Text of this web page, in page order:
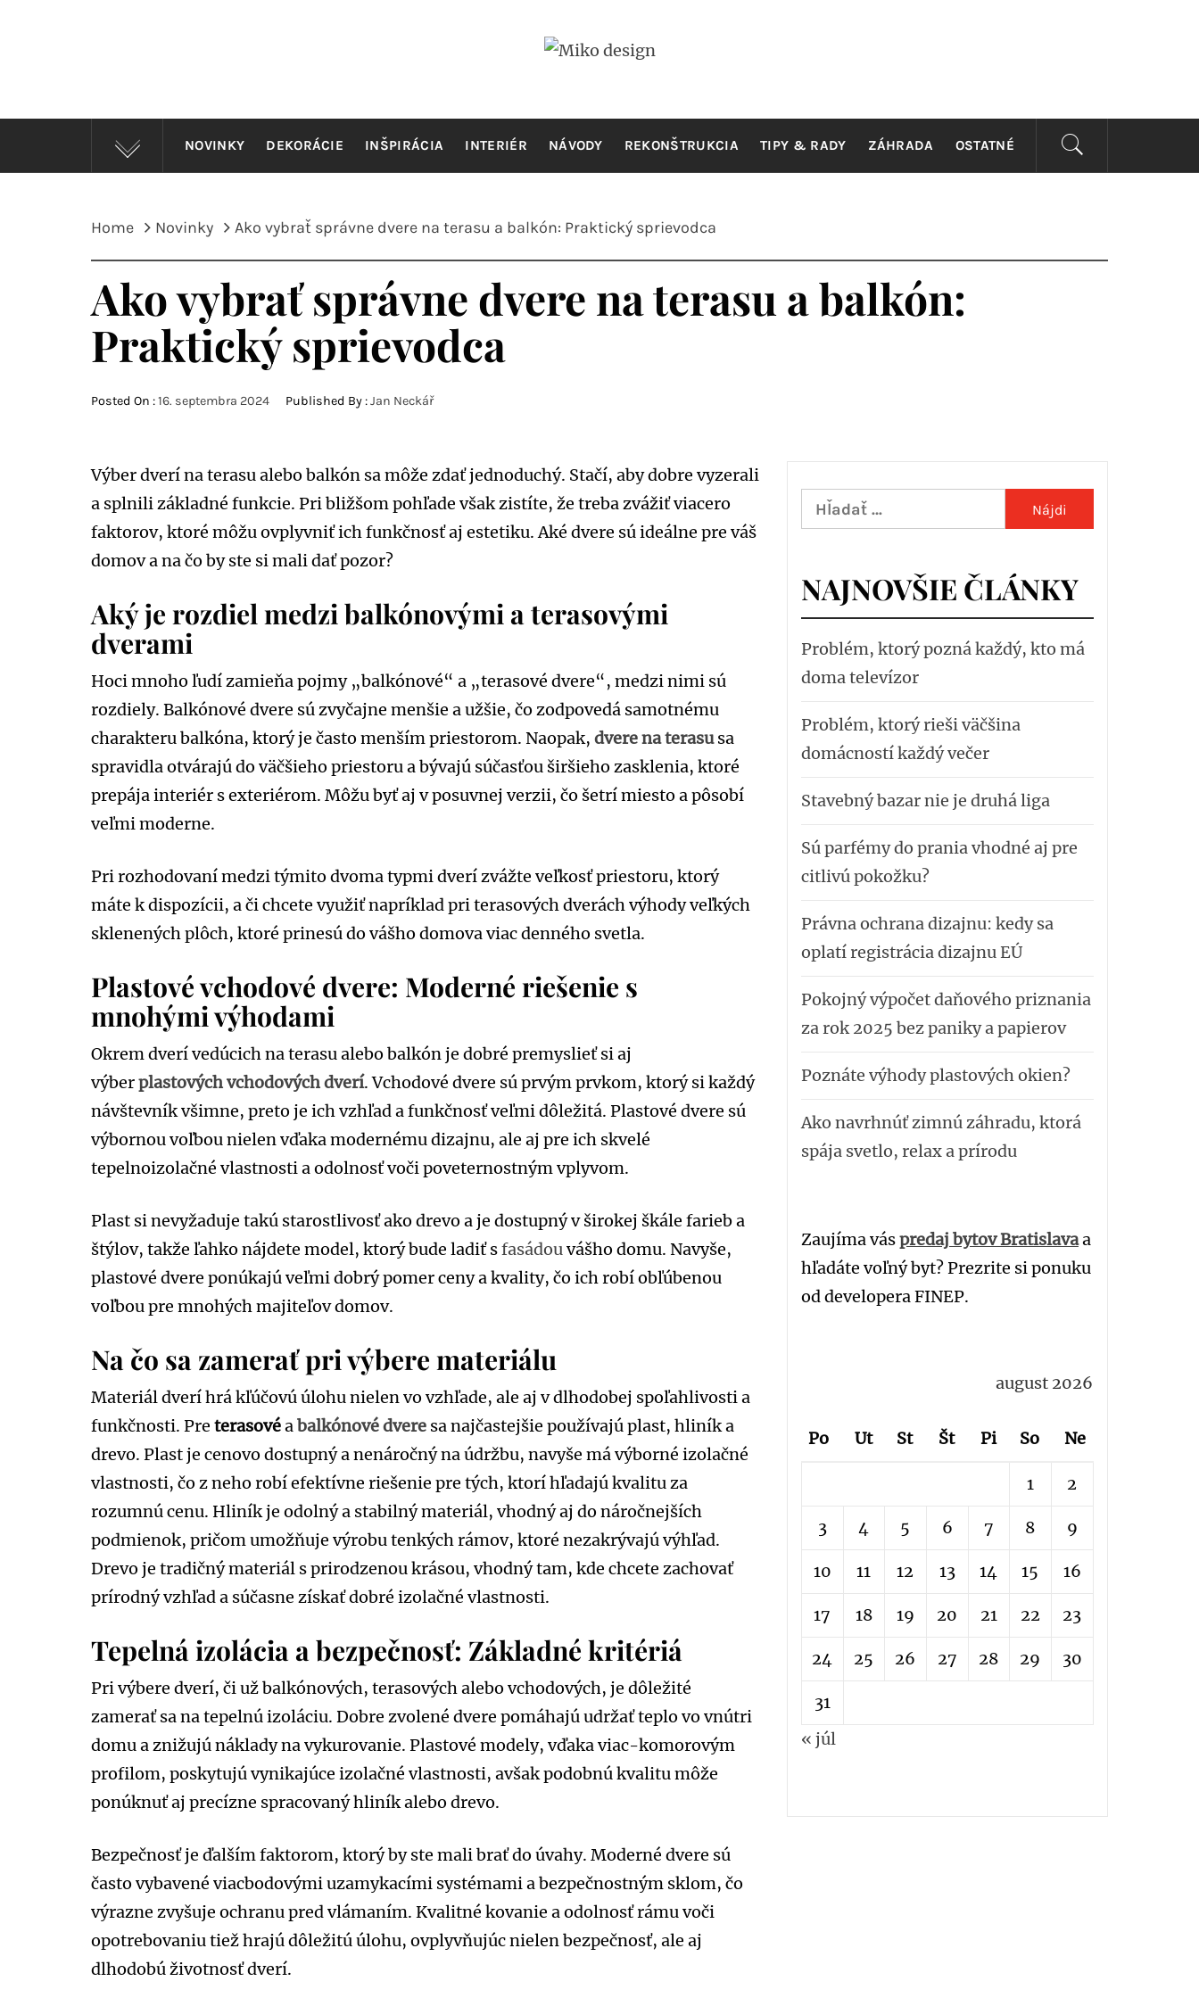
MIKO DESIGN
Novinky, tipy a inšpirácie pre bývaní
NOVINKY DEKORÁCIE INŠPIRÁCIA INTERIÉR NÁVODY REKONŠTRUKCIA TIPY & RADY ZÁHRADA OSTATNÉ
Home Novinky Ako vybrať správne dvere na terasu a balkón: Praktický sprievodca
Ako vybrať správne dvere na terasu a balkón:
Praktický sprievodca
Posted On :16. septembra 2024 Published By :Jan Neckář
Výber dverí na terasu alebo balkón sa môže zdať jednoduchý. Stačí, aby dobre vyzerali
a splnili základné funkcie. Pri bližšom pohľade však zistíte, že treba zvážiť viacero
faktorov, ktoré môžu ovplyvniť ich funkčnosť aj estetiku. Aké dvere sú ideálne pre váš
domov a na čo by ste si mali dať pozor?
Aký je rozdiel medzi balkónovými a terasovými
dverami
Hoci mnoho ľudí zamieňa pojmy „balkónové“ a „terasové dvere“, medzi nimi sú
rozdiely. Balkónové dvere sú zvyčajne menšie a užšie, čo zodpovedá samotnému
charakteru balkóna, ktorý je často menším priestorom. Naopak, dvere na terasusa
spravidla otvárajú do väčšieho priestoru a bývajú súčasťou širšieho zasklenia, ktoré
prepája interiér s exteriérom. Môžu byť aj v posuvnej verzii, čo šetrí miesto a pôsobí
veľmi moderne.
Pri rozhodovaní medzi týmito dvoma typmi dverí zvážte veľkosť priestoru, ktorý
máte k dispozícii, a či chcete využiť napríklad pri terasových dverách výhody veľkých
sklenených plôch, ktoré prinesú do vášho domova viac denného svetla.
Plastové vchodové dvere: Moderné riešenie s
mnohými výhodami
Okrem dverí vedúcich na terasu alebo balkón je dobré premyslieť si aj
výberplastových vchodových dverí. Vchodové dvere sú prvým prvkom, ktorý si každý
návštevník všimne, preto je ich vzhľad a funkčnosť veľmi dôležitá. Plastové dvere sú
výbornou voľbou nielen vďaka modernému dizajnu, ale aj pre ich skvelé
tepelnoizolačné vlastnosti a odolnosť voči poveternostným vplyvom.
Plast si nevyžaduje takú starostlivosť ako drevo a je dostupný v širokej škále farieb a
štýlov, takže ľahko nájdete model, ktorý bude ladiť sfasádouvášho domu. Navyše,
plastové dvere ponúkajú veľmi dobrý pomer ceny a kvality, čo ich robí obľúbenou
voľbou pre mnohých majiteľov domov.
Na čo sa zamerať pri výbere materiálu
Materiál dverí hrá kľúčovú úlohu nielen vo vzhľade, ale aj v dlhodobej spoľahlivosti a
funkčnosti. Pre terasovéabalkónové dvere sa najčastejšie používajú plast, hliník a
drevo. Plast je cenovo dostupný a nenáročný na údržbu, navyše má výborné izolačné
vlastnosti, čo z neho robí efektívne riešenie pre tých, ktorí hľadajú kvalitu za
rozumnú cenu. Hliník je odolný a stabilný materiál, vhodný aj do náročnejších
podmienok, pričom umožňuje výrobu tenkých rámov, ktoré nezakrývajú výhľad.
Drevo je tradičný materiál s prirodzenou krásou, vhodný tam, kde chcete zachovať
prírodný vzhľad a súčasne získať dobré izolačné vlastnosti.
Tepelná izolácia a bezpečnosť: Základné kritériá
Pri výbere dverí, či už balkónových, terasových alebo vchodových, je dôležité
zamerať sa na tepelnú izoláciu. Dobre zvolené dvere pomáhajú udržať teplo vo vnútri
domu a znižujú náklady na vykurovanie. Plastové modely, vďaka viac-komorovým
profilom, poskytujú vynikajúce izolačné vlastnosti, avšak podobnú kvalitu môže
ponúknuť aj precízne spracovaný hliník alebo drevo.
Bezpečnosť je ďalším faktorom, ktorý by ste mali brať do úvahy. Moderné dvere sú
často vybavené viacbodovými uzamykacími systémami a bezpečnostným sklom, čo
výrazne zvyšuje ochranu pred vlámaním. Kvalitné kovanie a odolnosť rámu voči
opotrebovaniu tiež hrajú dôležitú úlohu, ovplyvňujúc nielen bezpečnosť, ale aj
dlhodobú životnosť dverí.
Hľadať:
NAJNOVŠIE ČLÁNKY
Problém, ktorý pozná každý, kto má
doma televízor
Problém, ktorý rieši väčšina
domácností každý večer
Stavebný bazar nie je druhá liga
Sú parfémy do prania vhodné aj pre
citlivú pokožku?
Právna ochrana dizajnu: kedy sa
oplatí registrácia dizajnu EÚ
Pokojný výpočet daňového priznania
za rok 2025 bez paniky a papierov
Poznáte výhody plastových okien?
Ako navrhnúť zimnú záhradu, ktorá
spája svetlo, relax a prírodu
Zaujíma váspredaj bytov Bratislavaa
hľadáte voľný byt? Prezrite si ponuku
od developera FINEP.
august 2026
Po Ut St Št Pi So Ne
1 2
3 4 5 6 7 8 9
10 11 12 13 14 15 16
17 18 19 20 21 22 23
24 25 26 27 28 29 30
31
« júl